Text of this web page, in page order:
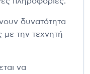
δυνατότητα
με την τεχνητή
να